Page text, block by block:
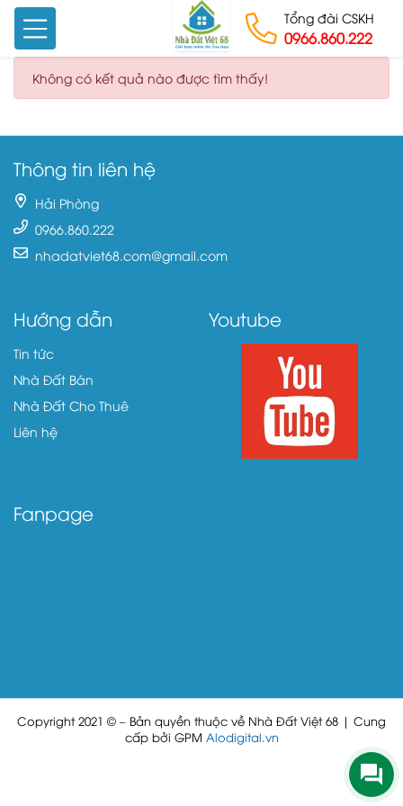
Tổng đài CSKH
0966.860.222
Không có kết quả nào được tìm thấy!
Thông tin liên hệ
Hải Phòng
0966.860.222
nhadatviet68.com@gmail.com
Hướng dẫn
Tin tức
Nhà Đất Bán
Nhà Đất Cho Thuê
Liên hệ
Youtube
Fanpage
Copyright 2021 © – Bản quyền thuộc về Nhà Đất Việt 68 | Cung
cấp bởi GPM Alodigital.vn